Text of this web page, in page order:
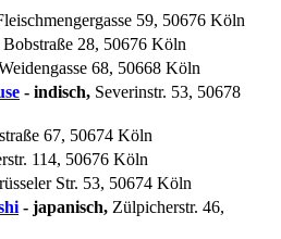
59, 50676 Köln
Bobstraße 28, 50676 Köln
68, 50668 Köln
- indisch, Severinstr. 53, 50678
67, 50674 Köln
114, 50676 Köln
Str. 53, 50674 Köln
- japanisch, Zülpicherstr. 46,